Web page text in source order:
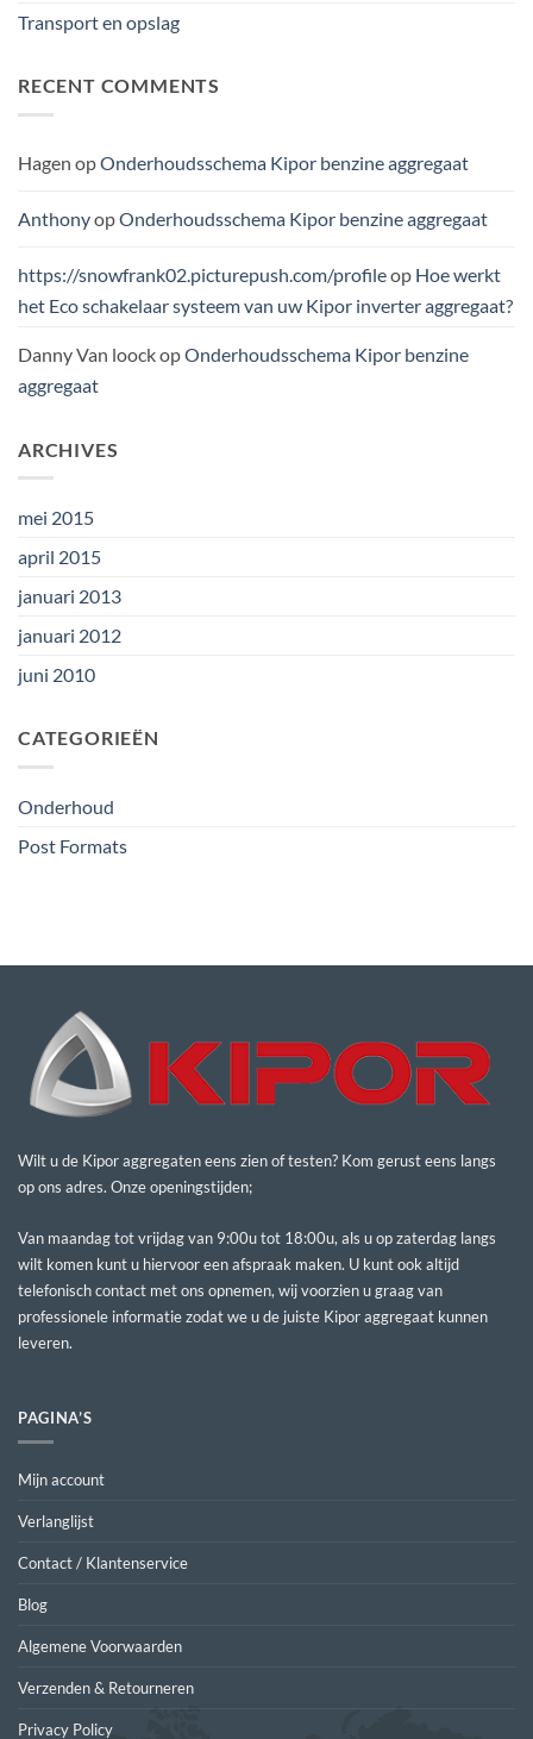
Transport en opslag
RECENT COMMENTS
Hagen opOnderhoudsschema Kipor benzine aggregaat
AnthonyopOnderhoudsschema Kipor benzine aggregaat
https://snowfrank02.picturepush.com/profileop Hoe werkt
het Eco schakelaar systeem van uw Kipor inverter aggregaat?
Danny Van loockopOnderhoudsschema Kipor benzine
aggregaat
ARCHIVES
mei 2015
april 2015
januari 2013
januari 2012
juni 2010
CATEGORIEËN
Onderhoud
Post Formats
Wilt u de Kipor aggregaten eens zien of testen? Kom gerust eens langs
op ons adres. Onze openingstijden;
Van maandag tot vrijdag van 9:00u tot 18:00u, als u op zaterdag langs
wilt komen kunt u hiervoor een afspraak maken. U kunt ook altijd
telefonisch contact met ons opnemen, wij voorzien u graag van
professionele informatie zodat we u de juiste Kipor aggregaat kunnen
leveren.
PAGINA’S
Mijn account
Verlanglijst
Contact / Klantenservice
Blog
Algemene Voorwaarden
Verzenden & Retourneren
Privacy Policy